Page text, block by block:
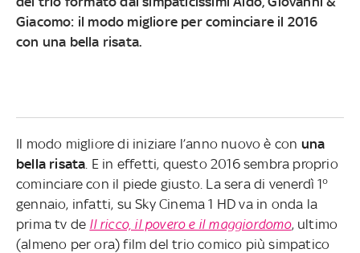
Giacomo: il modo migliore per cominciare il 2016
con una bella risata.
Il modo migliore di iniziare l’anno nuovo è con una
bella risata . E in effetti, questo 2016 sembra proprio
cominciare con il piede giusto. La sera di venerdì 1°
gennaio, infatti, su Sky Cinema 1 HD va in onda la
prima tv de Il ricco, il povero e il maggiordomo, ultimo
(almeno per ora) film del trio comico più simpatico